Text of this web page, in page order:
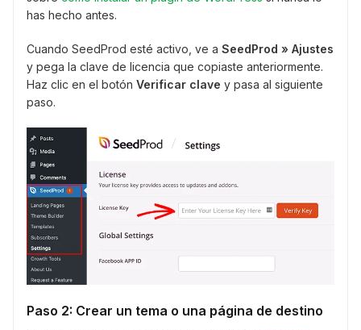
has hecho antes.
Cuando SeedProd esté activo, ve a SeedProd » Ajustes
y pega la clave de licencia que copiaste anteriormente.
Haz clic en el botón Verificar clave y pasa al siguiente
paso.
Paso 2: Crear un tema o una página de destino